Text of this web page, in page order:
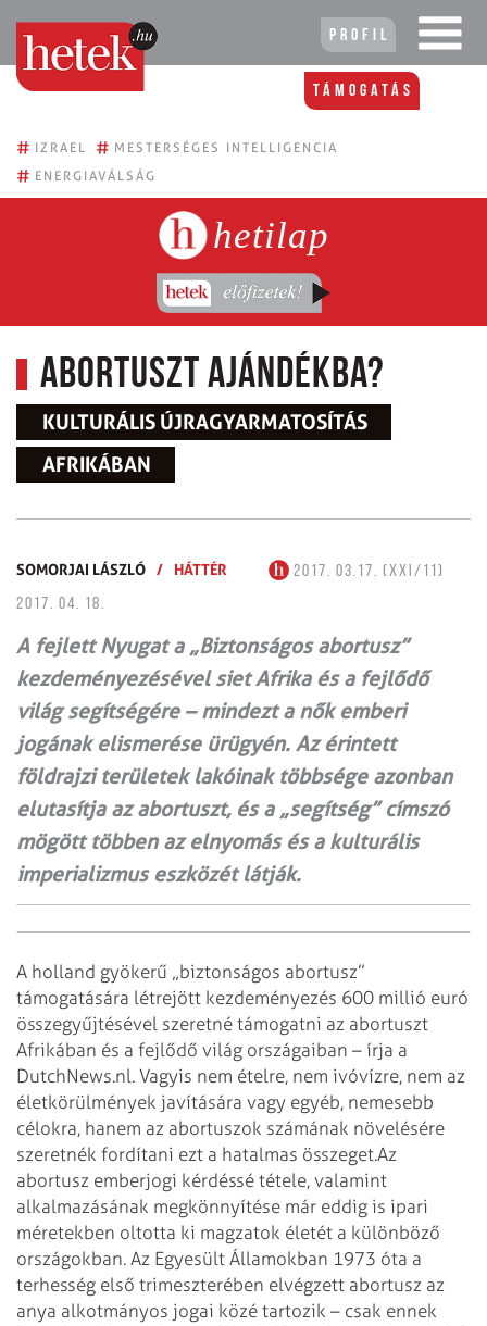
Profil
Támogatás
# IZRAEL # MESTERSÉGES INTELLIGENCIA
# ENERGIAVÁLSÁG
hetilap
Abortuszt ajándékba?
KULTURÁLIS ÚJRAGYARMATOSÍTÁS
AFRIKÁBAN
SOMORJAI LÁSZLÓ / HÁTTÉR
2017. 03.17. (XXI/11)
2017. 04. 18.
A fejlett Nyugat a „Biztonságos abortusz”
kezdeményezésével siet Afrika és a fejlődő
világ segítségére – mindezt a nők emberi
jogának elismerése ürügyén. Az érintett
földrajzi területek lakóinak többsége azonban
elutasítja az abortuszt, és a „segítség” címszó
mögött többen az elnyomás és a kulturális
imperializmus eszközét látják.
A holland gyökerű „biztonságos abortusz”
támogatására létrejött kezdeményezés 600 millió euró
összegyűjtésével szeretné támogatni az abortuszt
Afrikában és a fejlődő világ országaiban – írja a
DutchNews.nl. Vagyis nem ételre, nem ivóvízre, nem az
életkörülmények javítására vagy egyéb, nemesebb
célokra, hanem az abortuszok számának növelésére
szeretnék fordítani ezt a hatalmas összeget.Az
abortusz emberjogi kérdéssé tétele, valamint
alkalmazásának megkönnyítése már eddig is ipari
méretekben oltotta ki magzatok életét a különböző
országokban. Az Egyesült Államokban 1973 óta a
terhesség első trimeszterében elvégzett abortusz az
anya alkotmányos jogai közé tartozik – csak ennek